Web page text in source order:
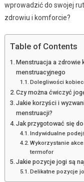
wprowadzić do swojej
zdrowiu i komforcie?
Table of Contents
Menstruacja a zdrowie
menstruacyjnego
Dolegliwości
Czy można ćwiczyć
Jakie korzyści i
menstruacji?
Jak przygotować się
Indywidualne
Wykorzystanie
termofor
Jakie pozycje jogi są
Delikatne pozycje